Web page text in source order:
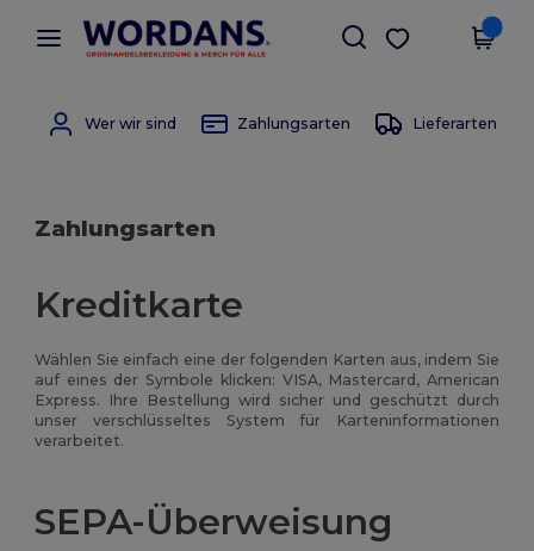
× Wordans App
Bessere Preise in der App!
App holen
Wer wir sind Zahlungsarten Lieferarten
Zahlungsarten
Kreditkarte
Wählen Sie einfach eine der folgenden Karten aus, indem Sie
auf eines der Symbole klicken: VISA, Mastercard, American
Express. Ihre Bestellung wird sicher und geschützt durch
unser verschlüsseltes System für Karteninformationen
verarbeitet.
SEPA-Überweisung